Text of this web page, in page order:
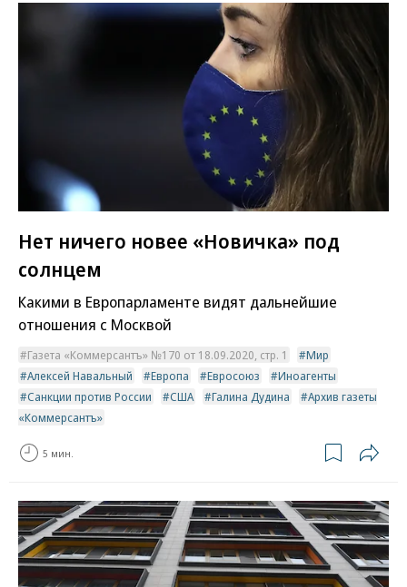
Нет ничего новее «Новичка» под
солнцем
Какими в Европарламенте видят дальнейшие
отношения с Москвой
Газета «Коммерсантъ» №170 от 18.09.2020, стр. 1
Мир
Алексей Навальный
Европа Евросоюз
Иноагенты
Санкции против России
США Галина Дудина
Архив газеты
«Коммерсантъ»
5 мин.